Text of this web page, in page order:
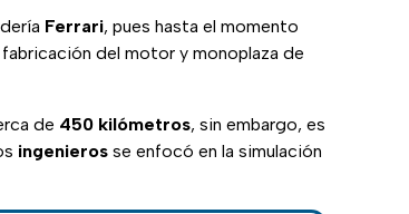
Ferrari, pues hasta el momento
del motor y monoplaza de
de 450 kilómetros, sin embargo, es
ingenieros se enfocó en la simulación